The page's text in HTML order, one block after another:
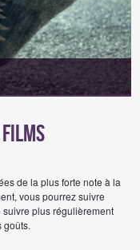
films
de la plus forte note à la
vous pourrez suivre
plus régulièrement
goûts.